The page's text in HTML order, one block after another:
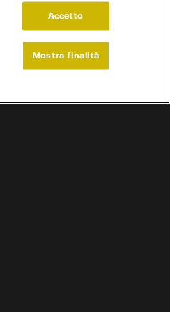
Accetto
Mostra finalità